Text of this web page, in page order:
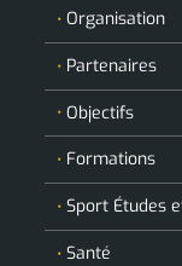
Organisation
Partenaires
Objectifs
Formations
Sport Études
Santé